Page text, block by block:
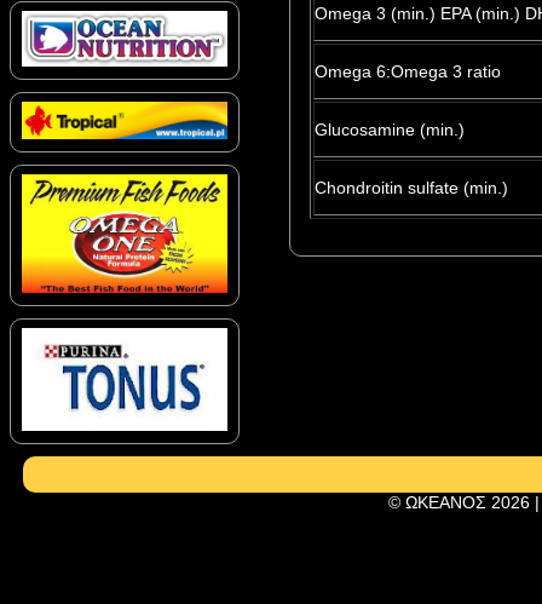
Omega 3 (min.) EPA (min.)
Omega 6:Omega 3 ratio
Glucosamine (min.)
Chondroitin sulfate (min.)
© ΩΚΕΑΝΟΣ 2026